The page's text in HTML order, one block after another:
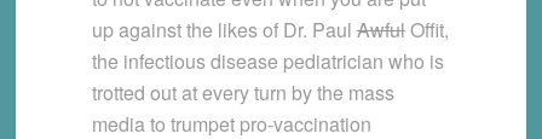
up against the likes of Dr. Paul AwfulOffit,
the infectious disease pediatrician who is
trotted out at every turn by the mass
media to trumpet pro-vaccination